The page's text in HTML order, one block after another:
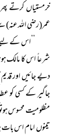
خرمستیاں کرتے
عمر(رضی اللہ عنہ)
’’اس کے
شرعاً اس کا مالک
دیے جائیں اور
جاگیر کے کسی کو
مظلومیت محسوس
تینوں امام اس بات